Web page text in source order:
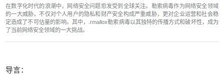
在数字化时代的浪潮中，网络安全问题愈发受到全球关注。勒索病毒作为网络安全领域
的一大威胁，不仅对个人用户的隐私和财产安全构成严重威胁，更对企业运营和社会稳
定造成了不可估量的影响。其中，.rmallox勒索病毒以其独特的传播方式和破坏性，成为
了当前网络安全领域的一大挑战。
导言：